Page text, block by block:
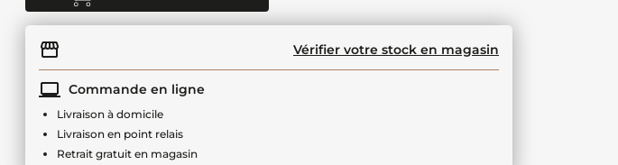
Vérifier votre stock en magasin
Commande en ligne
Livraison à domicile
Livraison en point relais
Retrait gratuit en magasin